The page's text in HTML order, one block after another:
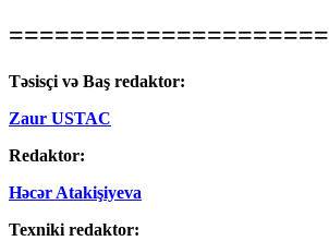
=====================
Təsisçi və Baş redaktor:
Zaur USTAC
Redaktor:
Həcər Atakişiyeva
Texniki redaktor: